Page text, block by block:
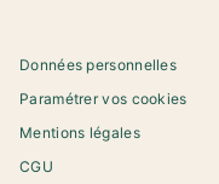
Données personnelles
Paramétrer vos cookies
Mentions légales
CGU